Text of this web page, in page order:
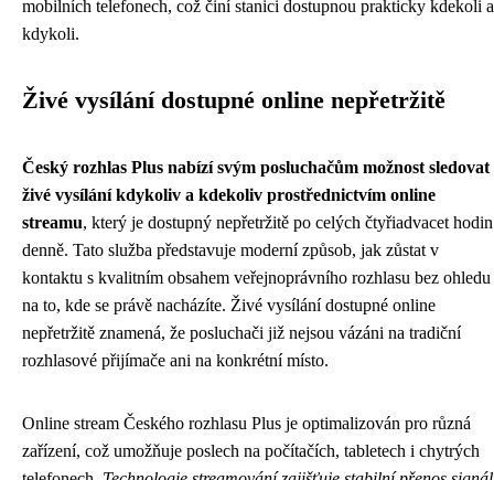
mobilních telefonech, což činí stanici dostupnou prakticky kdekoli a
kdykoli.
Živé vysílání dostupné online nepřetržitě
Český rozhlas Plus nabízí svým posluchačům možnost sledovat
živé vysílání kdykoliv a kdekoliv prostřednictvím online
streamu, který je dostupný nepřetržitě po celých čtyřiadvacet hodin
denně. Tato služba představuje moderní způsob, jak zůstat v
kontaktu s kvalitním obsahem veřejnoprávního rozhlasu bez ohledu
na to, kde se právě nacházíte. Živé vysílání dostupné online
nepřetržitě znamená, že posluchači již nejsou vázáni na tradiční
rozhlasové přijímače ani na konkrétní místo.
Online stream Českého rozhlasu Plus je optimalizován pro různá
zařízení, což umožňuje poslech na počítačích, tabletech i chytrých